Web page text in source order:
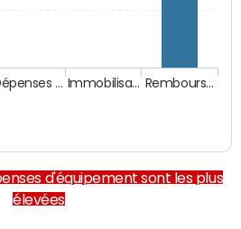
… Immobilisa… Rembours…
d'équipement sont les plus
élevées